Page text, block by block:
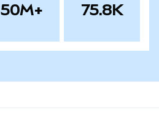
50M+ 75.8K